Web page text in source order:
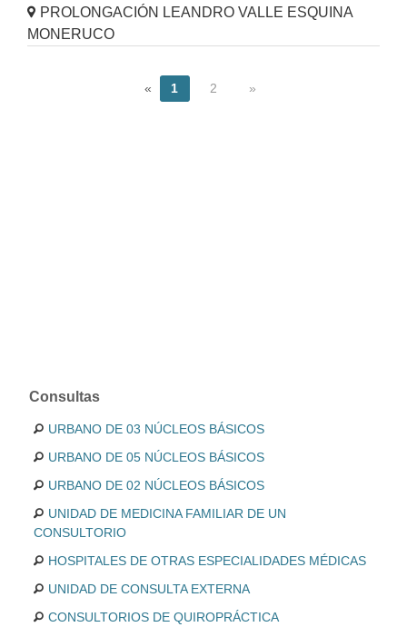
PROLONGACIÓN LEANDRO VALLE ESQUINA
MONERUCO
« 1 2 »
Consultas
URBANO DE 03 NÚCLEOS BÁSICOS
URBANO DE 05 NÚCLEOS BÁSICOS
URBANO DE 02 NÚCLEOS BÁSICOS
UNIDAD DE MEDICINA FAMILIAR DE UN
CONSULTORIO
HOSPITALES DE OTRAS ESPECIALIDADES MÉDICAS
UNIDAD DE CONSULTA EXTERNA
CONSULTORIOS DE QUIROPRÁCTICA